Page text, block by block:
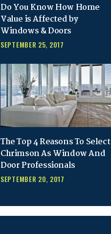
Do You Know How Home
Value is Affected by
Windows & Doors
SEPTEMBER 25, 2017
The Top 4 Reasons To Select
Chrimson As Window And
Door Professionals
SEPTEMBER 20, 2017